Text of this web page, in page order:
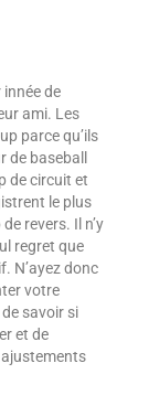
de
ami. Les
parce qu’ils
baseball
de circuit et
le plus
revers. Il n’y
regret que
N’ayez donc
votre
savoir si
et de